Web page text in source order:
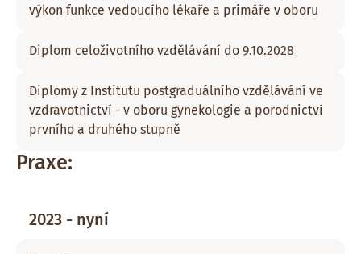
výkon funkce vedoucího lékaře a primáře v oboru
Diplom celoživotního vzdělávání do 9.10.2028
Diplomy z Institutu postgraduálního vzdělávání ve
vzdravotnictví - v oboru gynekologie a porodnictví
prvního a druhého stupně
Praxe:
2023 - nyní